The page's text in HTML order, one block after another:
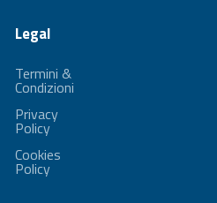
Legal
Termini &
Condizioni
Privacy
Policy
Cookies
Policy